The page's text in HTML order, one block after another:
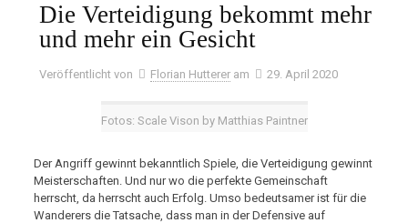
Die Verteidigung bekommt mehr
und mehr ein Gesicht
Veröffentlicht von Florian Hutterer am 29. April 2020
Fotos: Scale Vison by Matthias Paintner
Der Angriff gewinnt bekanntlich Spiele, die Verteidigung gewinnt
Meisterschaften. Und nur wo die perfekte Gemeinschaft
herrscht, da herrscht auch Erfolg. Umso bedeutsamer ist für die
Wanderers die Tatsache, dass man in der Defensive auf